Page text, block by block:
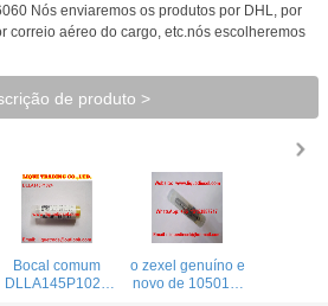
Nós enviaremos os produtos por DHL, por
correio aéreo do cargo, etc.nós escolheremos
de produto >
Bocal comum
DLLA145P1024
o zexel genuíno e
novo de 105017-